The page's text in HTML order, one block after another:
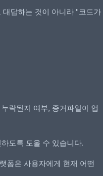
답하는 것이 아니라 "코드가
락된지 여부, 증거파일이 업
도록 도울 수 있습니다.
폼은 사용자에게 현재 어떤